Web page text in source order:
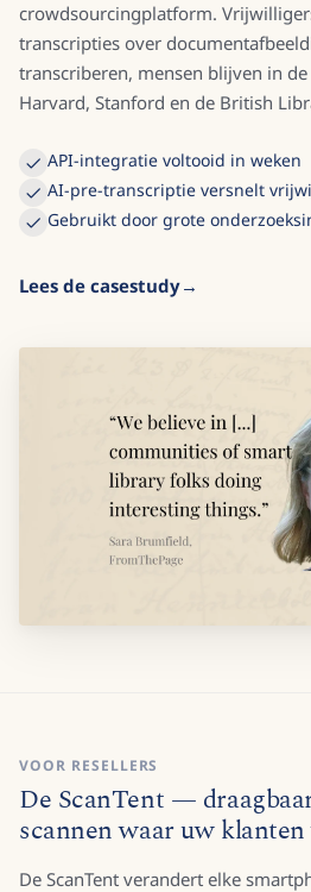
crowdsourcingplatform.
transcripties over
transcriberen, mensen blijven in
Harvard, Stanford en de British
API-integratie voltooid in weken
AI-pre-transcriptie versnelt
Gebruikt door grote
Lees de casestudy
VOOR RESELLERS
De ScanTent —
scannen waar uw
De ScanTent verandert elke